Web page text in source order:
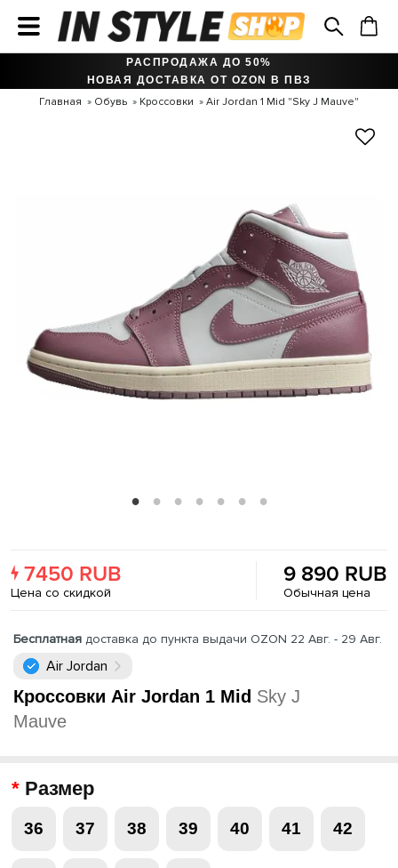
РАСПРОДАЖА ДО 50%
НОВАЯ ДОСТАВКА ОТ OZON В ПВЗ
Главная Обувь Кроссовки Air Jordan 1 Mid "Sky J Mauve"
7450 RUB
Цена со скидкой
9 890 RUB
Обычная цена
Бесплатная доставка до пункта выдачи OZON 22 Авг. - 29 Авг.
Air Jordan
Кроссовки Air Jordan 1 Mid Sky J
Mauve
Размер
36 37 38 39 40 41 42